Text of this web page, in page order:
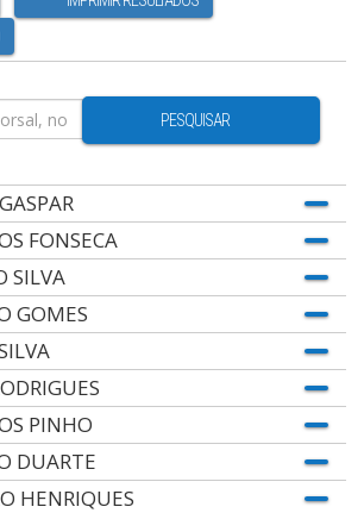
PESQUISAR
FONSECA
SILVA
GOMES
PINHO
DUARTE
HENRIQUES